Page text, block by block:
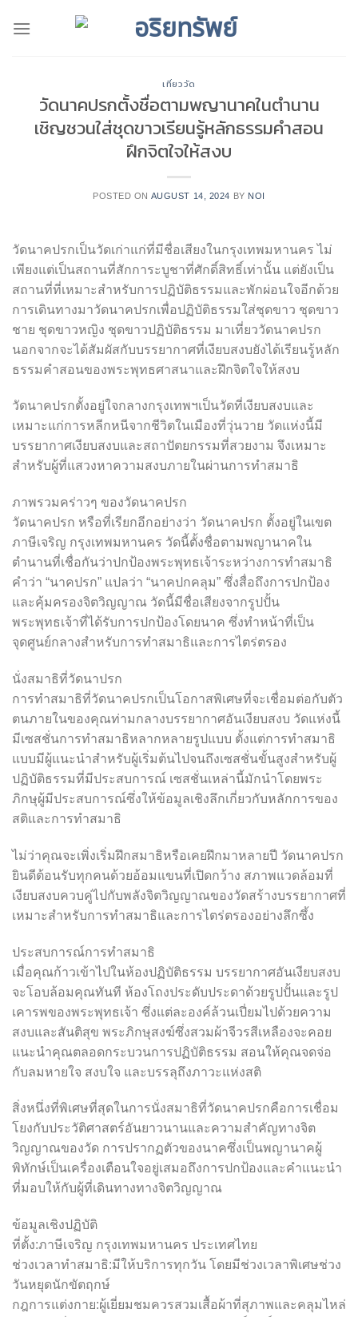
เที่ยววัด
วัดนาคปรกตั้งชื่อตามพญานาคในตำนาน
เชิญชวนใส่ชุดขาวเรียนรู้หลักธรรมคำสอน
ฝึกจิตใจให้สงบ
POSTED ON AUGUST 14, 2024 BY NOI
วัดนาคปรกเป็นวัดเก่าแก่ที่มีชื่อเสียงในกรุงเทพมหานคร ไม่
เพียงแต่เป็นสถานที่สักการะบูชาที่ศักดิ์สิทธิ์เท่านั้น แต่ยังเป็น
สถานที่ที่เหมาะสำหรับการปฏิบัติธรรมและพักผ่อนใจอีกด้วย
การเดินทางมาวัดนาคปรกเพื่อปฏิบัติธรรมใส่ชุดขาว ชุดขาว
ชาย ชุดขาวหญิง ชุดขาวปฏิบัติธรรม มาเที่ยววัดนาคปรก
นอกจากจะได้สัมผัสกับบรรยากาศที่เงียบสงบยังได้เรียนรู้หลัก
ธรรมคำสอนของพระพุทธศาสนาและฝึกจิตใจให้สงบ
วัดนาคปรกตั้งอยู่ใจกลางกรุงเทพฯเป็นวัดที่เงียบสงบและ
เหมาะแก่การหลีกหนีจากชีวิตในเมืองที่วุ่นวาย วัดแห่งนี้มี
บรรยากาศเงียบสงบและสถาปัตยกรรมที่สวยงาม จึงเหมาะ
สำหรับผู้ที่แสวงหาความสงบภายในผ่านการทำสมาธิ
ภาพรวมคร่าวๆ ของวัดนาคปรก
วัดนาคปรก หรือที่เรียกอีกอย่างว่า วัดนาคปรก ตั้งอยู่ในเขต
ภาษีเจริญ กรุงเทพมหานคร วัดนี้ตั้งชื่อตามพญานาคใน
ตำนานที่เชื่อกันว่าปกป้องพระพุทธเจ้าระหว่างการทำสมาธิ
คำว่า “นาคปรก” แปลว่า “นาคปกคลุม” ซึ่งสื่อถึงการปกป้อง
และคุ้มครองจิตวิญญาณ วัดนี้มีชื่อเสียงจากรูปปั้น
พระพุทธเจ้าที่ได้รับการปกป้องโดยนาค ซึ่งทำหน้าที่เป็น
จุดศูนย์กลางสำหรับการทำสมาธิและการไตร่ตรอง
นั่งสมาธิที่วัดนาปรก
การทำสมาธิที่วัดนาคปรกเป็นโอกาสพิเศษที่จะเชื่อมต่อกับตัว
ตนภายในของคุณท่ามกลางบรรยากาศอันเงียบสงบ วัดแห่งนี้
มีเซสชั่นการทำสมาธิหลากหลายรูปแบบ ตั้งแต่การทำสมาธิ
แบบมีผู้แนะนำสำหรับผู้เริ่มต้นไปจนถึงเซสชั่นขั้นสูงสำหรับผู้
ปฏิบัติธรรมที่มีประสบการณ์ เซสชั่นเหล่านี้มักนำโดยพระ
ภิกษุผู้มีประสบการณ์ซึ่งให้ข้อมูลเชิงลึกเกี่ยวกับหลักการของ
สติและการทำสมาธิ
ไม่ว่าคุณจะเพิ่งเริ่มฝึกสมาธิหรือเคยฝึกมาหลายปี วัดนาคปรก
ยินดีต้อนรับทุกคนด้วยอ้อมแขนที่เปิดกว้าง สภาพแวดล้อมที่
เงียบสงบควบคู่ไปกับพลังจิตวิญญาณของวัดสร้างบรรยากาศที่
เหมาะสำหรับการทำสมาธิและการไตร่ตรองอย่างลึกซึ้ง
ประสบการณ์การทำสมาธิ
เมื่อคุณก้าวเข้าไปในห้องปฏิบัติธรรม บรรยากาศอันเงียบสงบ
จะโอบล้อมคุณทันที ห้องโถงประดับประดาด้วยรูปปั้นและรูป
เคารพของพระพุทธเจ้า ซึ่งแต่ละองค์ล้วนเปี่ยมไปด้วยความ
สงบและสันติสุข พระภิกษุสงฆ์ซึ่งสวมผ้าจีวรสีเหลืองจะคอย
แนะนำคุณตลอดกระบวนการปฏิบัติธรรม สอนให้คุณจดจ่อ
กับลมหายใจ สงบใจ และบรรลุถึงภาวะแห่งสติ
สิ่งหนึ่งที่พิเศษที่สุดในการนั่งสมาธิที่วัดนาคปรกคือการเชื่อม
โยงกับประวัติศาสตร์อันยาวนานและความสำคัญทางจิต
วิญญาณของวัด การปรากฏตัวของนาคซึ่งเป็นพญานาคผู้
พิทักษ์เป็นเครื่องเตือนใจอยู่เสมอถึงการปกป้องและคำแนะนำ
ที่มอบให้กับผู้ที่เดินทางทางจิตวิญญาณ
ข้อมูลเชิงปฏิบัติ
ที่ตั้ง:ภาษีเจริญ กรุงเทพมหานคร ประเทศไทย
ช่วงเวลาทำสมาธิ:มีให้บริการทุกวัน โดยมีช่วงเวลาพิเศษช่วง
วันหยุดนักขัตฤกษ์
กฎการแต่งกาย:ผู้เยี่ยมชมควรสวมเสื้อผ้าที่สุภาพและคลุมไหล่